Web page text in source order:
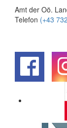
Amt der Oö.
Telefon (+43